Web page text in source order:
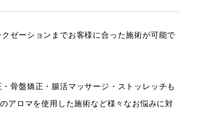
ゼーションまでお客様に合った施術が可能で
骨盤矯正・腸活マッサージ・ストッレッチも
アロマを使用した施術など様々なお悩みに対